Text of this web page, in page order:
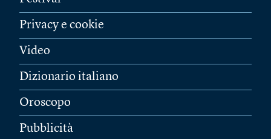
Privacy e cookie
Video
Dizionario italiano
Oroscopo
Pubblicità